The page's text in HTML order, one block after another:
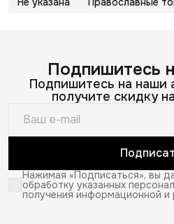
Подпишитесь
Подпишитесь на наши
получите скидку
Нажимая «Подписаться», вы
обработку указанных
получения информационной и